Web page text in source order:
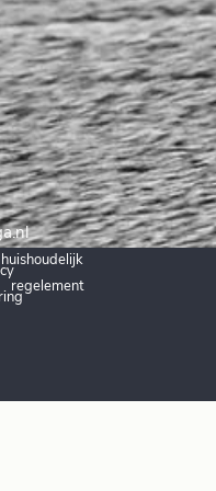
huishoudelijk
regelement